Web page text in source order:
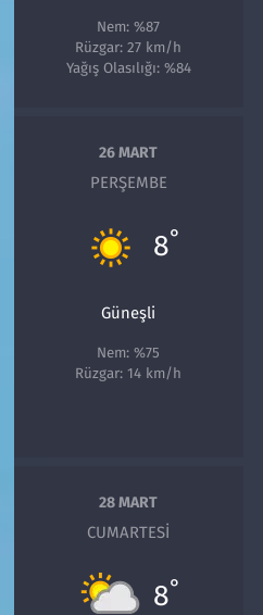
Nem: %87
Rüzgar: 27 km/h
Yağış Olasılığı: %84
26 MART
PERŞEMBE
8°
Güneşli
Nem: %75
Rüzgar: 14 km/h
28 MART
CUMARTESI
8°